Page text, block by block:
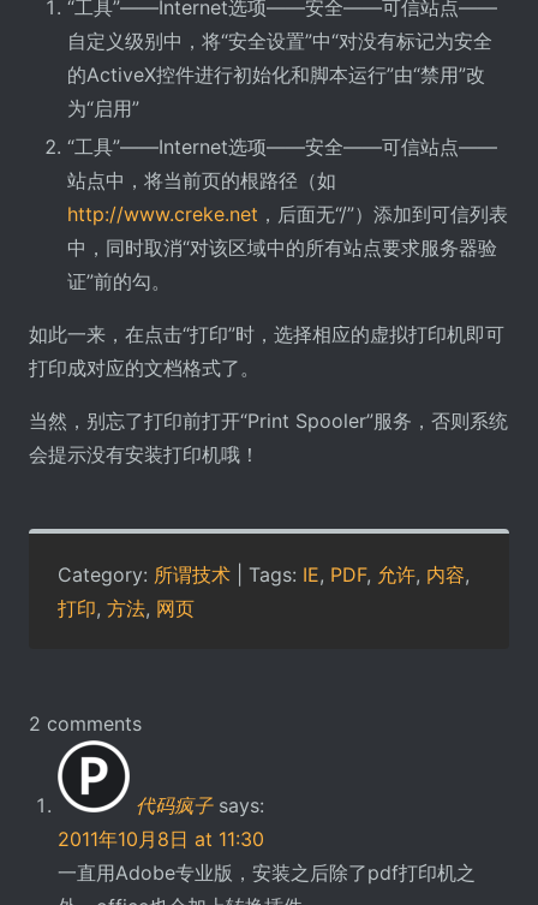
“工具”——Internet选项——安全——可信站点——
自定义级别中，将“安全设置”中“对没有标记为安全
的ActiveX控件进行初始化和脚本运行”由“禁用”改
为“启用”
“工具”——Internet选项——安全——可信站点——
站点中，将当前页的根路径（如
http://www.creke.net ，后面无“/”）添加到可信列表
中，同时取消“对该区域中的所有站点要求服务器验
证”前的勾。
如此一来，在点击“打印”时，选择相应的虚拟打印机即可
打印成对应的文档格式了。
当然，别忘了打印前打开“Print Spooler”服务，否则系统
会提示没有安装打印机哦！
Category: 所谓技术 | Tags: IE, PDF, 允许, 内容,
打印, 方法, 网页
2 comments
代码疯子 says:
2011年10月8日 at 11:30
一直用Adobe专业版，安装之后除了pdf打印机之